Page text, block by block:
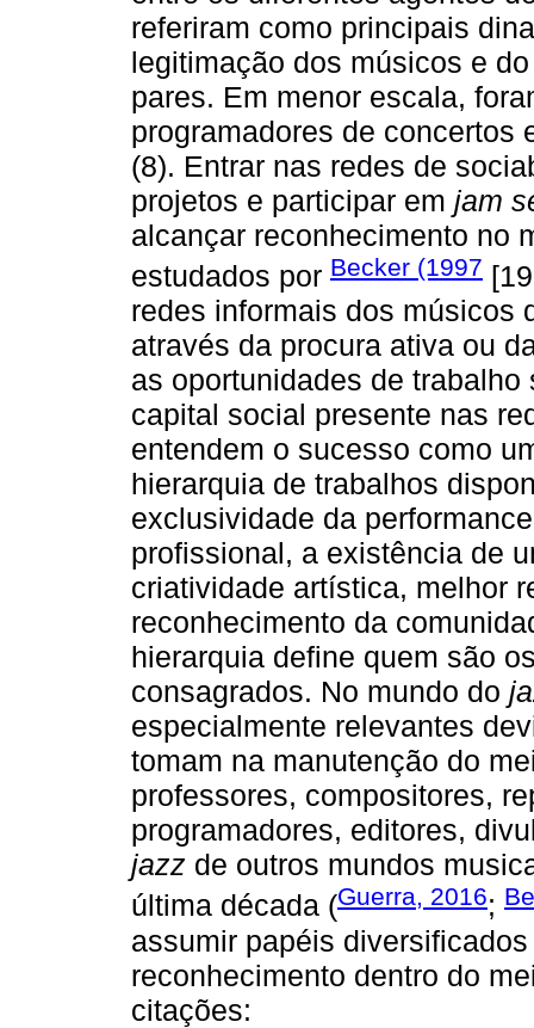
referiram como principais
legitimação dos músicos e
pares. Em menor escala,
programadores de concertos
(8). Entrar nas redes de
projetos e participar em jam
alcançar reconhecimento no
estudados por Becker (1997
redes informais dos músicos
através da procura ativa ou
as oportunidades de
capital social presente nas
entendem o sucesso como
hierarquia de trabalhos
exclusividade da
profissional, a existência de
criatividade artística, melhor
reconhecimento da
hierarquia define quem são
consagrados. No mundo do
especialmente relevantes
tomam na manutenção do
professores, compositores,
programadores, editores,
jazz de outros mundos
última década (Guerra, 2016;
assumir papéis
reconhecimento dentro do
citações: